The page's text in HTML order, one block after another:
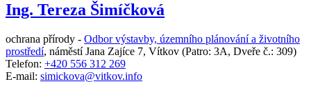
Ing. Tereza Šimíčková
ochrana přírody - Odbor výstavby, územního plánování a životního
prostředí, náměstí Jana Zajíce 7, Vítkov (Patro: 3A, Dveře č.: 309)
Telefon: +420 556 312 269
E-mail: simickova@vitkov.info